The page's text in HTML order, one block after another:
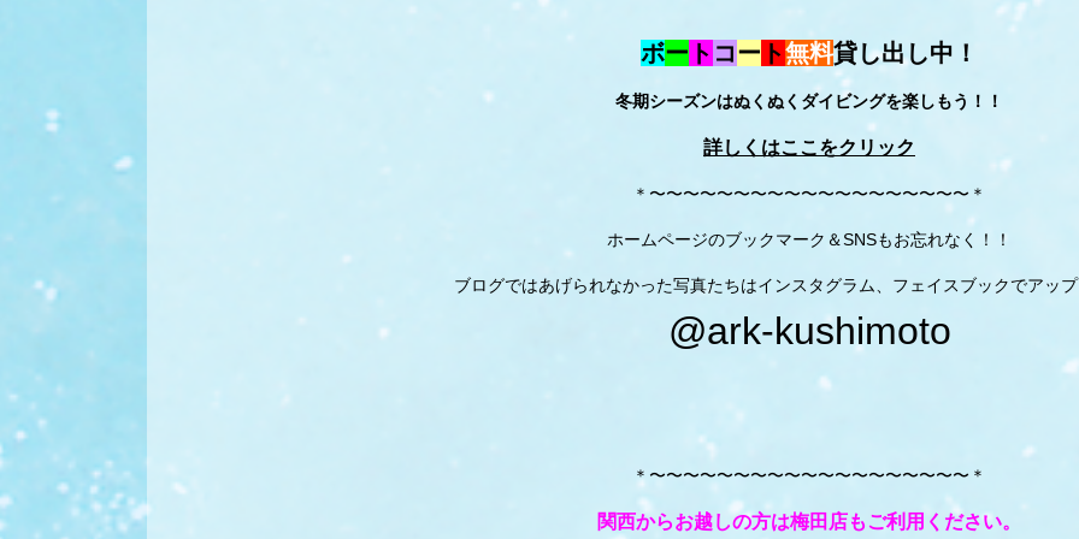
ボー ト コー ト無料貸し出し中！
冬期シーズンはぬくぬくダイビングを楽しもう！！
詳しくはここをクリック
＊〜〜〜〜〜〜〜〜〜〜〜〜〜〜〜〜〜〜〜＊
ホームページのブックマーク＆SNSもお忘れなく！！
ブログではあげられなかった写真たちはインスタグラム、フェイスブックでアッ
@ark-kushimoto
＊〜〜〜〜〜〜〜〜〜〜〜〜〜〜〜〜〜〜〜＊
関西からお越しの方は梅田店もご利用ください。